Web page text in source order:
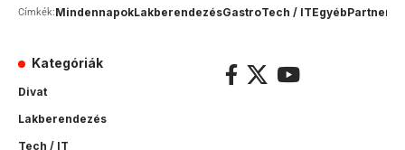
Címkék:MindennapokLakberendezésGastroTech / ITEgyébPartner
Kategóriák
Divat
Lakberendezés
Tech / IT